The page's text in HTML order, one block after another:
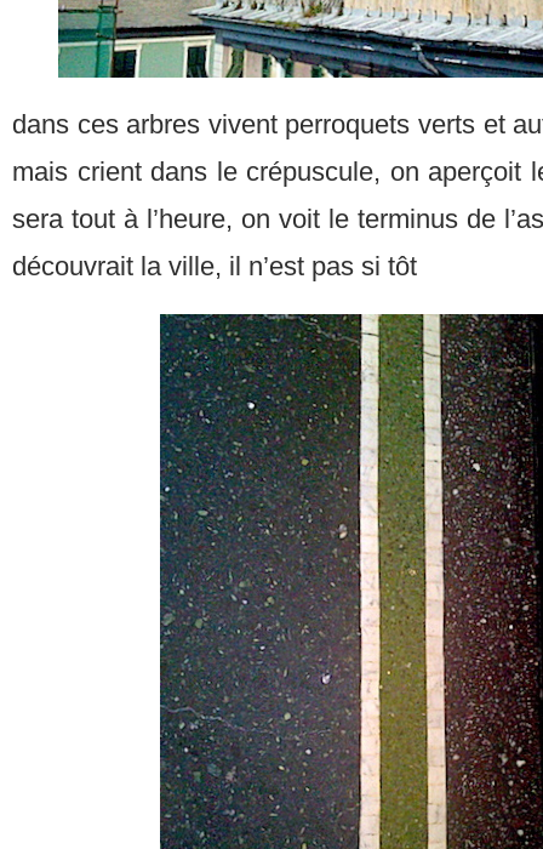
dans ces arbres vivent perroquets verts et
mais crient dans le crépuscule, on aperçoit
sera tout à l’heure, on voit le terminus de
découvrait la ville, il n’est pas si tôt